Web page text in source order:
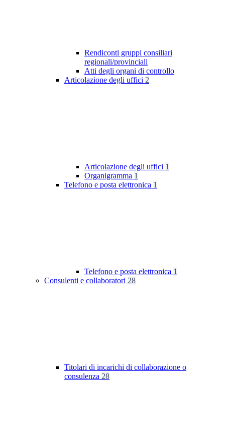
Rendiconti gruppi consiliari
regionali/provinciali
Atti degli organi di controllo
Articolazione degli uffici 2
Articolazione degli uffici 1
Organigramma 1
Telefono e posta elettronica 1
Telefono e posta elettronica 1
Consulenti e collaboratori 28
Titolari di incarichi di collaborazione o
consulenza 28